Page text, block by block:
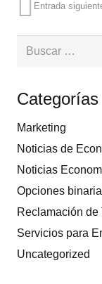
Entrada
Buscar:
Categorías
Marketing
Noticias de
Noticias
Opciones
Reclamación de
Servicios para
Uncategorized